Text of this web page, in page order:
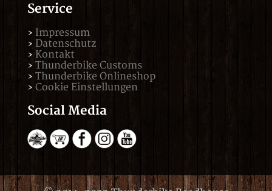
Service
Impressum
Datenschutz
Kontakt
Thunderbike Customs
Thunderbike Onlineshop
Cookie Einstellungen
Social Media